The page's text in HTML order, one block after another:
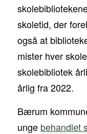
skoletid, der
også at
mister hver
skolebibliotek
årlig fra 2022.
Bærum
unge behandlet